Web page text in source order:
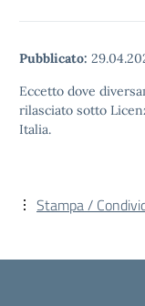
Pubblicato:
Eccetto dove
rilasciato sotto
Italia.
Stampa /